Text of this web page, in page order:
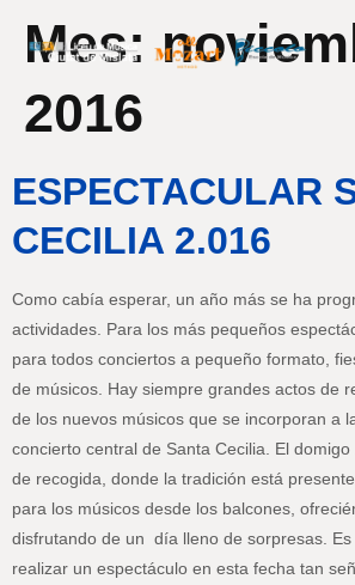
Mes:
2016
ESPECTACULAR
CECILIA 2.016
Como cabía esperar, un año más se ha
actividades. Para los más pequeños
para todos conciertos a pequeño formato,
de músicos. Hay siempre grandes actos de
de los nuevos músicos que se incorporan a
concierto central de Santa Cecilia. El
de recogida, donde la tradición está
para los músicos desde los balcones,
disfrutando de un día lleno de sorpresas.
realizar un espectáculo en esta fecha tan